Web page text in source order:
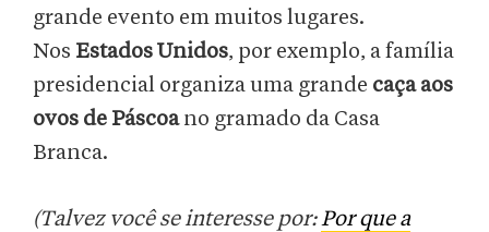
grande evento em muitos lugares.
Nos Estados Unidos, por exemplo, a família
presidencial organiza uma grande caça aos
ovos de Páscoano gramado da Casa
Branca.
(Talvez você se interesse por:Por que a